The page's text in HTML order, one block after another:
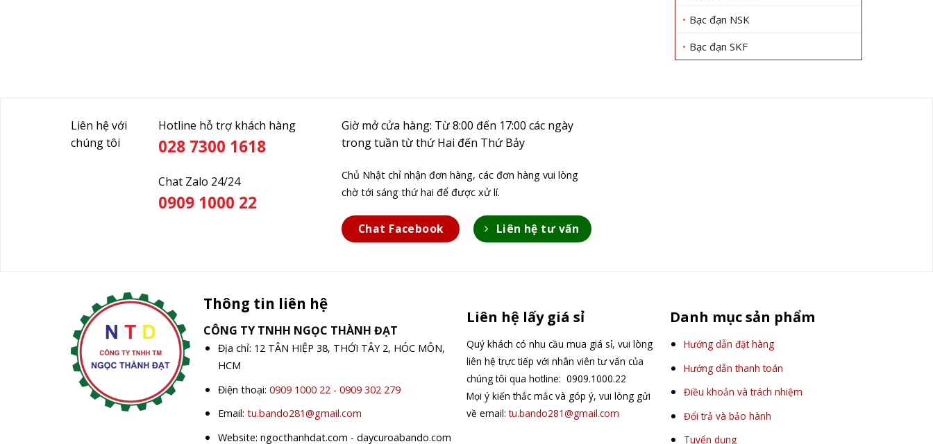
Bạc đạn NSK
Bạc đạn SKF
Liên hệ với
chúng tôi
Hotline hỗ trợ khách hàng
028 7300 1618
Chat Zalo 24/24
0909 1000 22
Giờ mở cửa hàng: Từ 8:00 đến 17:00 các ngày
trong tuần từ thứ Hai đến Thứ Bảy
Chủ Nhật chỉ nhận đơn hàng, các đơn hàng vui lòng
chờ tới sáng thứ hai để được xử lí.
Chat Facebook Liên hệ tư vấn
Thông tin liên hệ
CÔNG TY TNHH NGỌC THÀNH ĐẠT
Địa chỉ: 12 TÂN HIỆP 38, THỚI TÂY 2, HÓC MÔN,
HCM
Điện thoại:0909 1000 22 -0909 302 279
Email:tu.bando281@gmail.com
Website: ngocthanhdat.com - daycuroabando.com
Liên hệ lấy giá sỉ
Quý khách có nhu cầu mua giá sỉ, vui lòng
liên hệ trực tiếp với nhân viên tư vấn của
chúng tôi qua hotline: 0909.1000.22
Mọi ý kiến thắc mắc và góp ý, vui lòng gửi
về email:tu.bando281@gmail.com
Danh mục sản phẩm
Hướng dẫn đặt hàng
Hướng dẫn thanh toán
Điều khoản và trách nhiệm
Đổi trả và bảo hành
Tuyển dụng